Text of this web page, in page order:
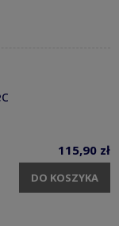
115,90 zł
DO KOSZYKA